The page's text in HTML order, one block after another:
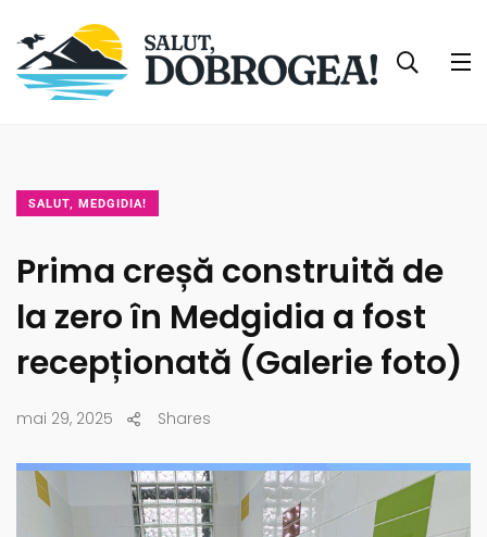
SALUT, MEDGIDIA!
Prima creșă construită de
la zero în Medgidia a fost
recepționată (Galerie foto)
mai 29, 2025 Shares